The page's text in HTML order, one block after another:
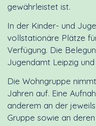
gewährleistet ist.
In der Kinder- und
vollstationäre Plätze
Verfügung. Die
Jugendamt Leipzig
Die Wohngruppe
Jahren auf. Eine
anderem an der
Gruppe sowie an